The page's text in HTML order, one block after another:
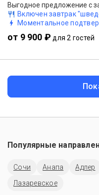
Выгодное предложение с
Включен завтрак
Моментальное
от 9 900 ₽ для 2 гостей
Популярные
Сочи Анапа Адлер
Лазаревское